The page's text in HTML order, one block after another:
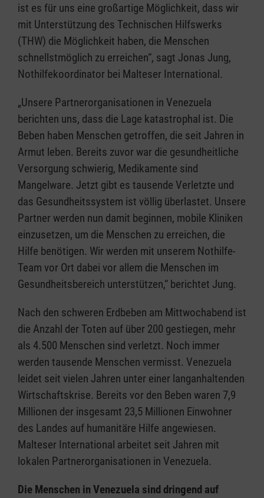
ist es für uns eine großartige Möglichkeit, dass wir
mit Unterstützung des Technischen Hilfswerks
(THW) die Möglichkeit haben, die Menschen
schnellstmöglich zu erreichen“, sagt Jonas Jung,
Nothilfekoordinator bei Malteser International.
„Unsere Partnerorganisationen in Venezuela
berichten uns, dass die Lage katastrophal ist. Die
Beben haben Menschen getroffen, die seit Jahren in
Armut leben. Bereits zuvor war die gesundheitliche
Versorgung schwierig, Medikamente sind
Mangelware. Jetzt gibt es tausende Verletzte und
das Gesundheitssystem ist völlig überlastet. Unsere
Partner werden nun damit beginnen, mobile Kliniken
einzusetzen, um die Menschen zu erreichen, die
Hilfe benötigen. Wir werden mit unserem Nothilfe-
Team vor Ort dabei vor allem die Menschen im
Gesundheitsbereich unterstützen,“ berichtet Jung.
Nach den schweren Erdbeben am Mittwochabend ist
die Anzahl der Toten auf über 200 gestiegen, mehr
als 4.500 Menschen sind verletzt. Noch immer
werden tausende Menschen vermisst. Venezuela
leidet seit vielen Jahren unter einer langanhaltenden
Wirtschaftskrise. Bereits vor den Beben waren 7,9
Millionen der insgesamt 23,5 Millionen Einwohner
des Landes auf humanitäre Hilfe angewiesen.
Malteser International arbeitet seit Jahren mit
lokalen Partnerorganisationen in Venezuela.
Die Menschen in Venezuela sind dringend auf